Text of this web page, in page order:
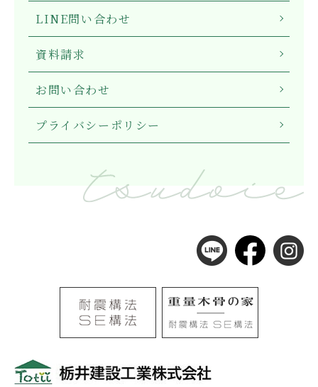
LINE問い合わせ
資料請求
お問い合わせ
プライバシーポリシー